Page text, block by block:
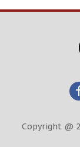
Copyright @